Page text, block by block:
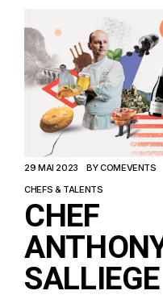
29 MAI 2023 BYCOMEVENTS
CHEFS & TALENTS
CHEF
SALLIEGE